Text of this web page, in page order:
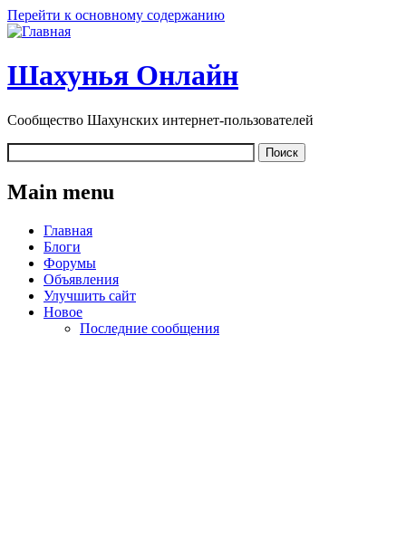
Перейти к основному содержанию
Шахунья Онлайн
Сообщество Шахунских интернет-пользователей
Main menu
Главная
Блоги
Форумы
Объявления
Улучшить сайт
Новое
Последние сообщения